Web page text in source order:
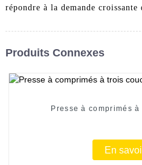
répondre à la demande
Produits Connexes
Presse à comprimés
En